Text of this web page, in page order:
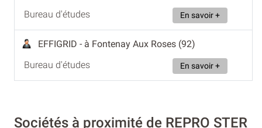
Bureau d'études
En savoir +
EFFIGRID - à Fontenay Aux Roses (92)
Bureau d'études
En savoir +
Sociétés à proximité de REPRO STER